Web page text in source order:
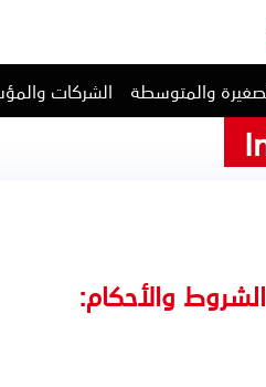
والمتوسطة الشركات
الشروط والأحكام: